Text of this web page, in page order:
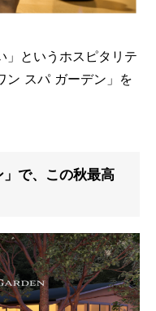
」というホスピタリテ
ン スパ ガーデン」を
」で、この秋最高